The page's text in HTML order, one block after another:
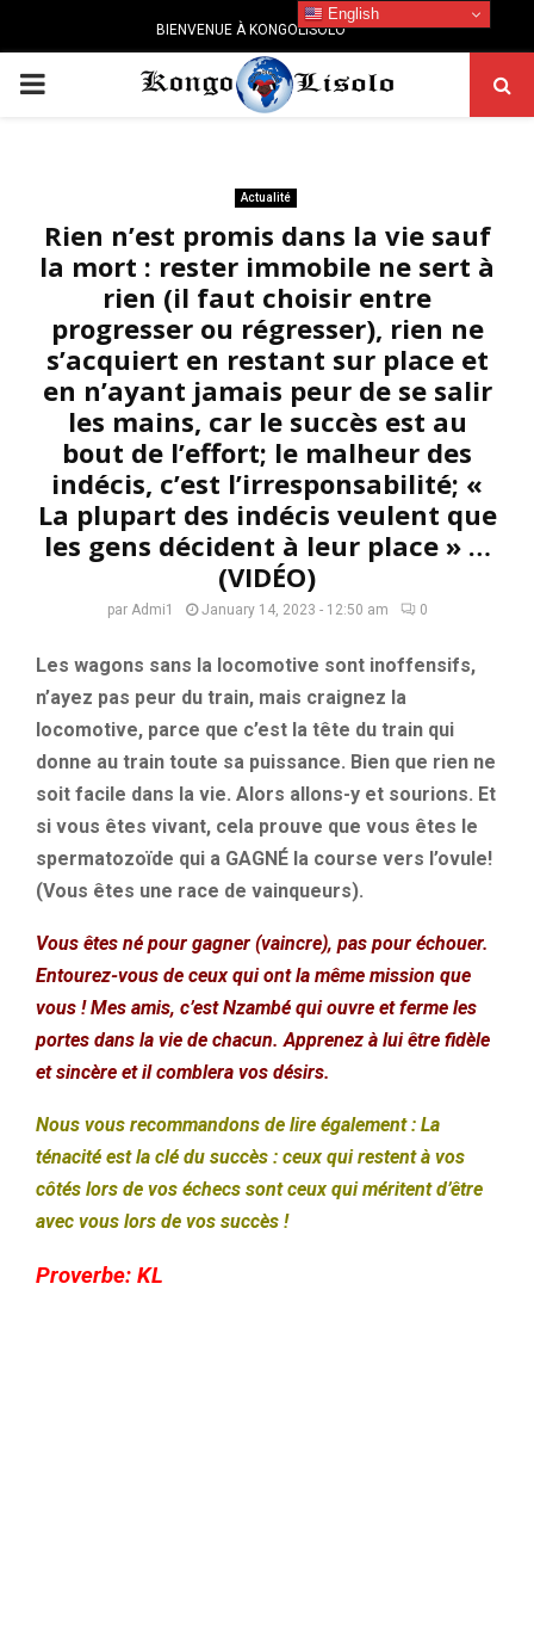
BIENVENUE À KONGOLISOLO
PRIMARY
Actualité
Rien n’est promis dans la vie sauf
la mort : rester immobile ne sert à
rien (il faut choisir entre
progresser ou régresser), rien ne
s’acquiert en restant sur place et
en n’ayant jamais peur de se salir
les mains, car le succès est au
bout de l’effort; le malheur des
indécis, c’est l’irresponsabilité; «
La plupart des indécis veulent que
les gens décident à leur place » …
(VIDÉO)
par Admi1 January 14, 2023 - 12:50 am 0
Les wagons sans la locomotive sont inoffensifs,
n’ayez pas peur du train, mais craignez la
locomotive, parce que c’est la tête du train qui
donne au train toute sa puissance. Bien que rien ne
soit facile dans la vie. Alors allons-y et sourions. Et
si vous êtes vivant, cela prouve que vous êtes le
spermatozoïde qui a GAGNÉ la course vers l’ovule!
(Vous êtes une race de vainqueurs).
Vous êtes né pour gagner (vaincre), pas pour échouer.
Entourez-vous de ceux qui ont la même mission que
vous ! Mes amis, c’est Nzambé qui ouvre et ferme les
portes dans la vie de chacun. Apprenez à lui être fidèle
et sincère et il comblera vos désirs.
Nous vous recommandons de lire également : La
ténacité est la clé du succès : ceux qui restent à vos
côtés lors de vos échecs sont ceux qui méritent d’être
avec vous lors de vos succès !
Proverbe: KL
English